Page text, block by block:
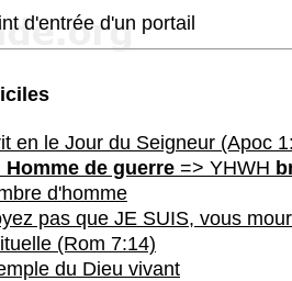
d'entrée d'un portail
en le Jour du Seigneur (Apoc
Homme de guerre => YHWH
d'homme
pas que JE SUIS, vous
(Rom 7:14)
du Dieu vivant